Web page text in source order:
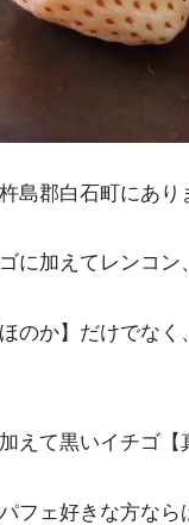
島郡白石町にあり
に加えてレンコン
のか】だけでな
えて黒いイチゴ【
フェ好きな方な